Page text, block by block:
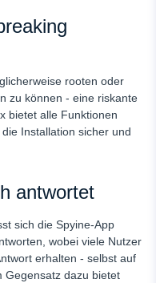
rooten oder
zu können - eine riskante
bietet alle Funktionen
Installation sicher und
antwortet
sich die Spyine-App
wobei viele Nutzer
erhalten - selbst auf
Gegensatz dazu bietet